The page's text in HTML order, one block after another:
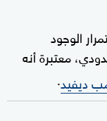
الوجود
معتبرة أنه
ديفيد.